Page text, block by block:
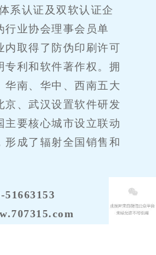
系认证及双软认证企
行业协会理事会员单
内取得了防伪印刷许可
专利和软件著作权。拥
华南、华中、西南五大
京、武汉设置软件研发
主要核心城市设立联动
形成了辐射全国销售和
51663153